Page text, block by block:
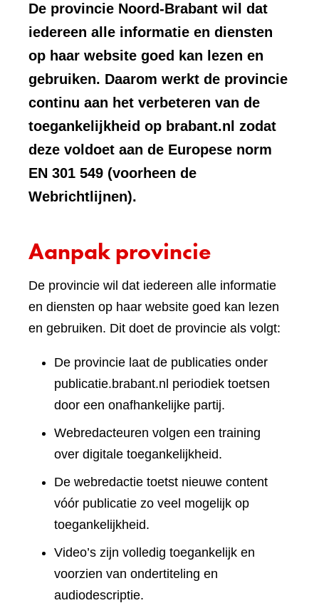
De provincie Noord-Brabant wil dat
iedereen alle informatie en diensten
op haar website goed kan lezen en
gebruiken. Daarom werkt de provincie
continu aan het verbeteren van de
toegankelijkheid op brabant.nl zodat
deze voldoet aan de Europese norm
EN 301 549 (voorheen de
Webrichtlijnen).
Aanpak provincie
De provincie wil dat iedereen alle informatie
en diensten op haar website goed kan lezen
en gebruiken. Dit doet de provincie als volgt:
De provincie laat de publicaties onder
publicatie.brabant.nl periodiek toetsen
door een onafhankelijke partij.
Webredacteuren volgen een training
over digitale toegankelijkheid.
De webredactie toetst nieuwe content
vóór publicatie zo veel mogelijk op
toegankelijkheid.
Video’s zijn volledig toegankelijk en
voorzien van ondertiteling en
audiodescriptie.